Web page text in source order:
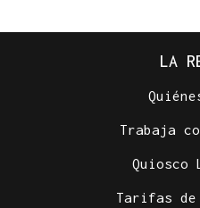
LA
Trabaja
Quiosco
Tarifas